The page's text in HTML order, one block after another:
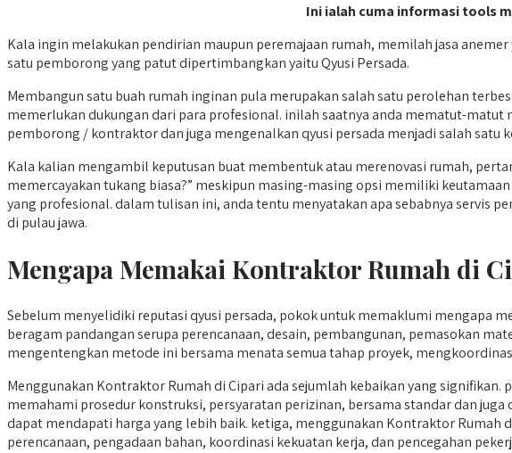
Ini ialah cuma informasi tools
Kala ingin melakukan pendirian maupun peremajaan rumah, memilah jasa
satu pemborong yang patut dipertimbangkan yaitu Qyusi Persada.
Membangun satu buah rumah inginan pula merupakan salah satu perolehan
memerlukan dukungan dari para profesional. inilah saatnya anda mematut-
pemborong / kontraktor dan juga mengenalkan qyusi persada menjadi salah
Kala kalian mengambil keputusan buat membentuk atau merenovasi rumah,
memercayakan tukang biasa?” meskipun masing-masing opsi memiliki
yang profesional. dalam tulisan ini, anda tentu menyatakan apa sebabnya servis
di pulau jawa.
Mengapa Memakai Kontraktor Rumah di
Sebelum menyelidiki reputasi qyusi persada, pokok untuk memaklumi mengapa
beragam pandangan serupa perencanaan, desain, pembangunan, pemasokan
mengentengkan metode ini bersama menata semua tahap proyek,
Menggunakan Kontraktor Rumah di Cipari ada sejumlah kebaikan yang
memahami prosedur konstruksi, persyaratan perizinan, bersama standar dan
dapat mendapati harga yang lebih baik. ketiga, menggunakan Kontraktor Rumah
perencanaan, pengadaan bahan, koordinasi kekuatan kerja, dan pencegahan